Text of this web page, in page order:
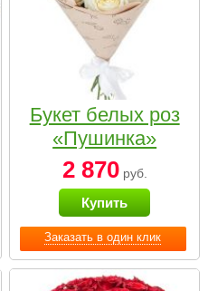
Заказать в один клик
Букет белых роз
«Пушинка»
2 870руб.
Купить